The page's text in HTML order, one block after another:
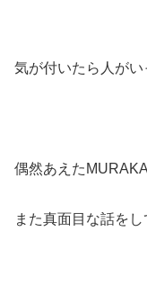
気が付いたら人がい
偶然あえた
また真面目な話をし